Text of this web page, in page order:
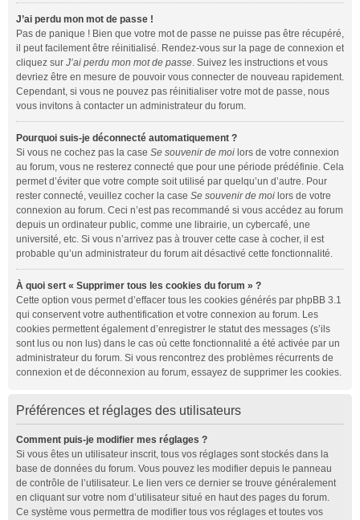
J’ai perdu mon mot de passe !
Pas de panique ! Bien que votre mot de passe ne puisse pas être récupéré,
il peut facilement être réinitialisé. Rendez-vous sur la page de connexion et
cliquez sur J’ai perdu mon mot de passe. Suivez les instructions et vous
devriez être en mesure de pouvoir vous connecter de nouveau rapidement.
Cependant, si vous ne pouvez pas réinitialiser votre mot de passe, nous
vous invitons à contacter un administrateur du forum.
Pourquoi suis-je déconnecté automatiquement ?
Si vous ne cochez pas la case Se souvenir de moi lors de votre connexion
au forum, vous ne resterez connecté que pour une période prédéfinie. Cela
permet d’éviter que votre compte soit utilisé par quelqu’un d’autre. Pour
rester connecté, veuillez cocher la case Se souvenir de moi lors de votre
connexion au forum. Ceci n’est pas recommandé si vous accédez au forum
depuis un ordinateur public, comme une librairie, un cybercafé, une
université, etc. Si vous n’arrivez pas à trouver cette case à cocher, il est
probable qu’un administrateur du forum ait désactivé cette fonctionnalité.
À quoi sert « Supprimer tous les cookies du forum » ?
Cette option vous permet d’effacer tous les cookies générés par phpBB 3.1
qui conservent votre authentification et votre connexion au forum. Les
cookies permettent également d’enregistrer le statut des messages (s’ils
sont lus ou non lus) dans le cas où cette fonctionnalité a été activée par un
administrateur du forum. Si vous rencontrez des problèmes récurrents de
connexion et de déconnexion au forum, essayez de supprimer les cookies.
Préférences et réglages des utilisateurs
Comment puis-je modifier mes réglages ?
Si vous êtes un utilisateur inscrit, tous vos réglages sont stockés dans la
base de données du forum. Vous pouvez les modifier depuis le panneau
de contrôle de l’utilisateur. Le lien vers ce dernier se trouve généralement
en cliquant sur votre nom d’utilisateur situé en haut des pages du forum.
Ce système vous permettra de modifier tous vos réglages et toutes vos